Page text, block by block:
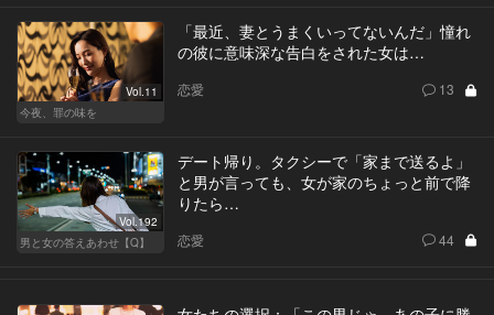
Vol.11
今夜、罪の味を
「最近、妻とうまくいってないんだ」憧れ
の彼に意味深な告白をされた女は…
恋愛 13
Vol.192
男と女の答えあわせ【Q】
デート帰り。タクシーで「家まで送るよ」
と男が言っても、女が家のちょっと前で降
りたら…
恋愛 44